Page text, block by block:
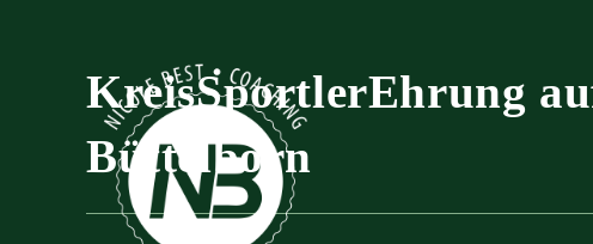
KreisSportlerEhrung
Büttelborn